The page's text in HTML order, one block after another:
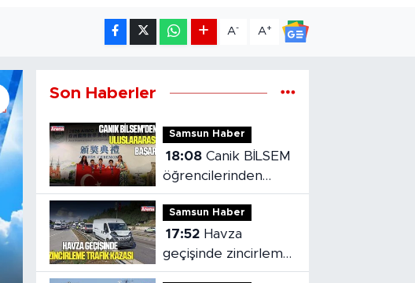
A- A+
Son Haberler
Samsun Haber
18:08 Canik BİLSEM
öğrencilerinden
Vietnam'da madalya
başarısı
Samsun Haber
17:52
geçişinde zincirleme
trafik kazası: 2 kişi